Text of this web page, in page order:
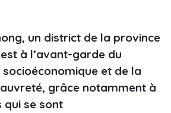
un district de la province
à l’avant-garde du
et de la
grâce notamment à
qui se sont